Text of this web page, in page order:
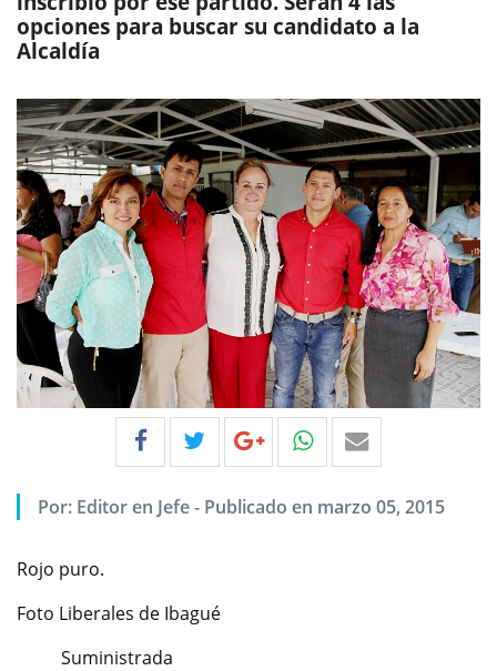
opciones para buscar su candidato a la
Alcaldía
Por: Editor en Jefe- Publicado en marzo 05, 2015
Rojo puro.
Foto Liberales de Ibagué
Suministrada